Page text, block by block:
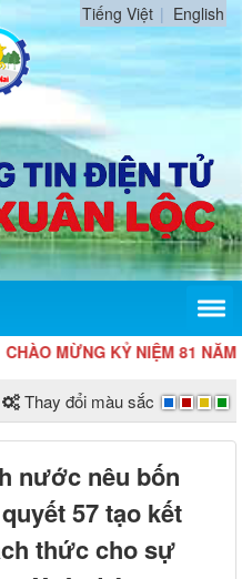
Tiếng Việt English
MỪNG KỶ NIỆM 81 NĂM
Thay đổi màu sắc
nước nêu bốn
57 tạo kết
thức cho sự